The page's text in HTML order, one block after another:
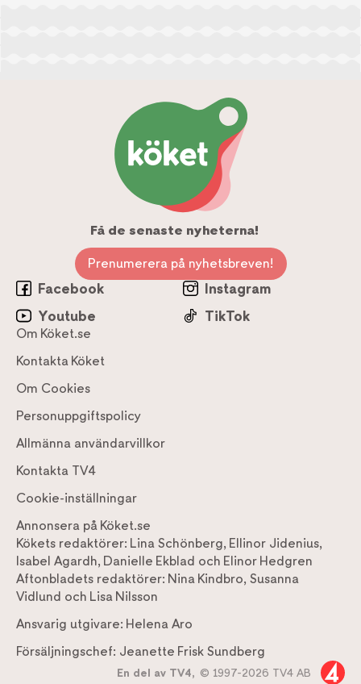
Få de senaste nyheterna!
Prenumerera på nyhetsbreven!
Facebook
Instagram
Youtube
TikTok
Om Köket.se
Kontakta Köket
Om Cookies
Personuppgiftspolicy
Allmänna användarvillkor
Kontakta TV4
Cookie-inställningar
Annonsera på Köket.se
Kökets redaktörer: Lina Schönberg, Ellinor Jidenius,
Isabel Agardh, Danielle Ekblad och Elinor Hedgren
Aftonbladets redaktörer: Nina Kindbro, Susanna
Vidlund och Lisa Nilsson
Ansvarig utgivare: Helena Aro
Försäljningschef: Jeanette Frisk Sundberg
En del av TV4, © 1997-2026 TV4 AB